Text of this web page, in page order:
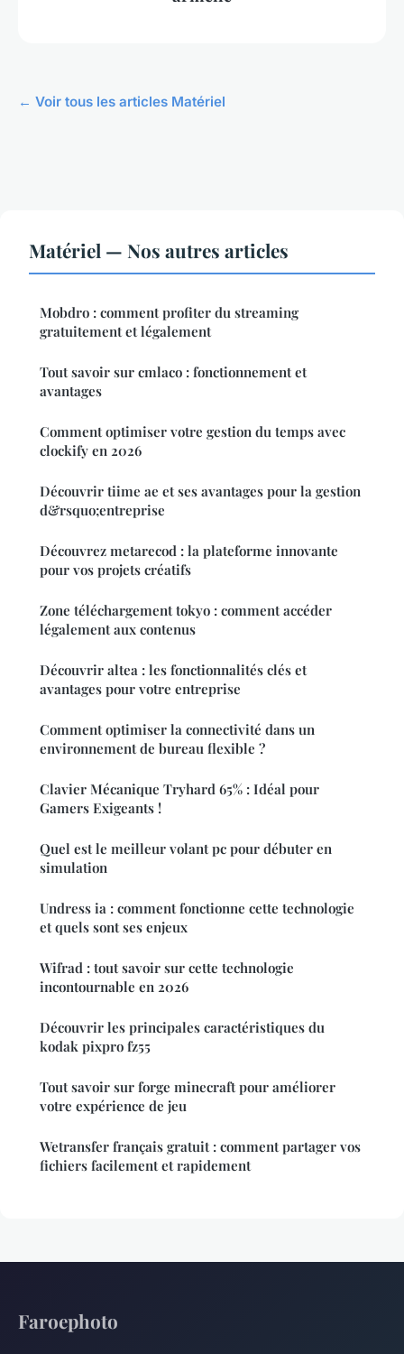
← Voir tous les articles Matériel
Matériel — Nos autres articles
Mobdro : comment profiter du streaming
gratuitement et légalement
Tout savoir sur cmlaco : fonctionnement et
avantages
Comment optimiser votre gestion du temps avec
clockify en 2026
Découvrir tiime ae et ses avantages pour la gestion
d&rsquo;entreprise
Découvrez metarecod : la plateforme innovante
pour vos projets créatifs
Zone téléchargement tokyo : comment accéder
légalement aux contenus
Découvrir altea : les fonctionnalités clés et
avantages pour votre entreprise
Comment optimiser la connectivité dans un
environnement de bureau flexible ?
Clavier Mécanique Tryhard 65% : Idéal pour
Gamers Exigeants !
Quel est le meilleur volant pc pour débuter en
simulation
Undress ia : comment fonctionne cette technologie
et quels sont ses enjeux
Wifrad : tout savoir sur cette technologie
incontournable en 2026
Découvrir les principales caractéristiques du
kodak pixpro fz55
Tout savoir sur forge minecraft pour améliorer
votre expérience de jeu
Wetransfer français gratuit : comment partager vos
fichiers facilement et rapidement
Faroephoto